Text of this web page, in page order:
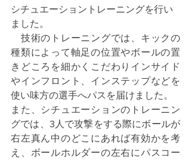
シチュエーショントレーニングを行い
ました。
技術のトレーニングでは、キックの
種類によって軸足の位置やボールの置
きどころを細かくこだわりインサイド
やインフロント、インステップなどを
使い味方の選手へパスを届けました。
また、シチュエーションのトレーニン
グでは、3人で攻撃をする際にボールが
右左真ん中のどこにあれば有効かを考
え、ボールホルダーの左右にパスコー